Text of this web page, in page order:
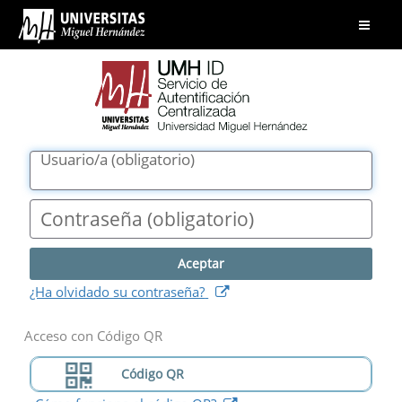
UMH
ID.
Servicio
Autentificación
Centralizada.
Universidad
Miguel
Hernández
Abrir
Usuario/a (obligatorio)
Contraseña (obligatorio)
¿Ha olvidado su contraseña? abre
Acceso con Código QR
Código QR